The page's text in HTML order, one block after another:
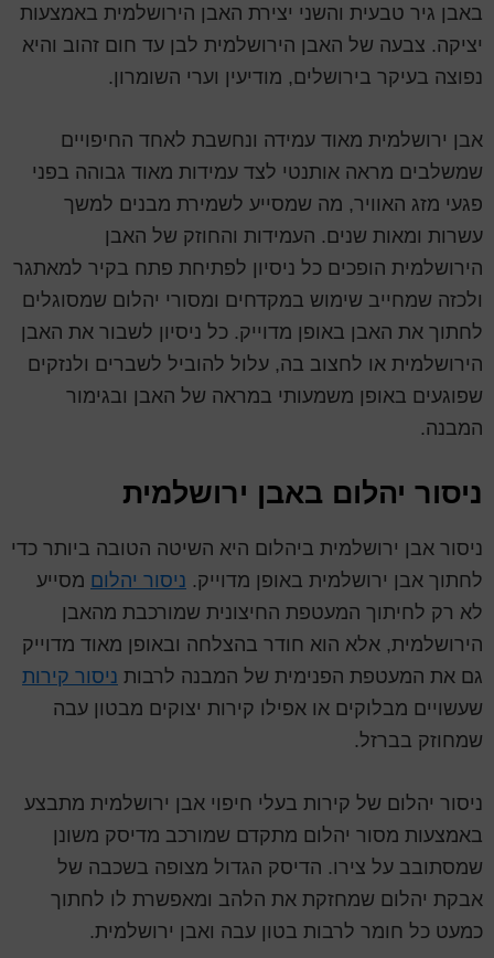
באבן גיר טבעית והשני יצירת האבן הירושלמית באמצעות
יציקה. צבעה של האבן הירושלמית לבן עד חום זהוב והיא
נפוצה בעיקר בירושלים, מודיעין וערי השומרון.
אבן ירושלמית מאוד עמידה ונחשבת לאחד החיפויים
שמשלבים מראה אותנטי לצד עמידות מאוד גבוהה בפני
פגעי מזג האוויר, מה שמסייע לשמירת מבנים למשך
עשרות ומאות שנים. העמידות והחוזק של האבן
הירושלמית הופכים כל ניסיון לפתיחת פתח בקיר למאתגר
ולכזה שמחייב שימוש במקדחים ומסורי יהלום שמסוגלים
לחתוך את האבן באופן מדוייק. כל ניסיון לשבור את האבן
הירושלמית או לחצוב בה, עלול להוביל לשברים ולנזקים
שפוגעים באופן משמעותי במראה של האבן ובגימור
המבנה.
ניסור יהלום באבן ירושלמית
ניסור אבן ירושלמית ביהלום היא השיטה הטובה ביותר כדי
לחתוך אבן ירושלמית באופן מדוייק. ניסור יהלום מסייע
לא רק לחיתוך המעטפת החיצונית שמורכבת מהאבן
הירושלמית, אלא הוא חודר בהצלחה ובאופן מאוד מדוייק
גם את המעטפת הפנימית של המבנה לרבות ניסור קירות
שעשויים מבלוקים או אפילו קירות יצוקים מבטון עבה
שמחוזק בברזל.
ניסור יהלום של קירות בעלי חיפוי אבן ירושלמית מתבצע
באמצעות מסור יהלום מתקדם שמורכב מדיסק משונן
שמסתובב על צירו. הדיסק הגדול מצופה בשכבה של
אבקת יהלום שמחזקת את הלהב ומאפשרת לו לחתוך
כמעט כל חומר לרבות בטון עבה ואבן ירושלמית.